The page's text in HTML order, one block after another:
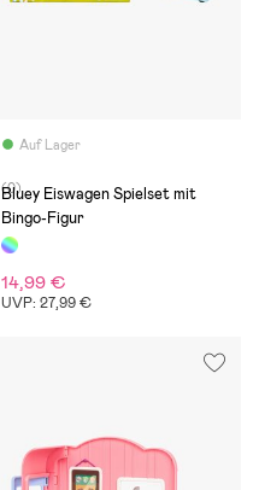
Auf Lager
(0)
Bluey Eiswagen Spielset mit
Bingo-Figur
14,99 €
UVP: 27,99 €